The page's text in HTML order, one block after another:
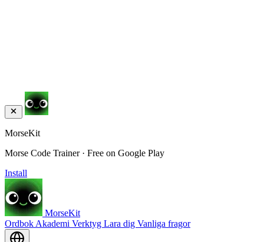
MorseKit
Morse Code Trainer · Free on Google Play
Install
MorseKit
Ordbok Akademi Verktyg Lara dig Vanliga fragor